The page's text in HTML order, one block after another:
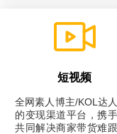
短视频
全网素人博主/KOL达
的变现渠道平台，携
共同解决商家带货难